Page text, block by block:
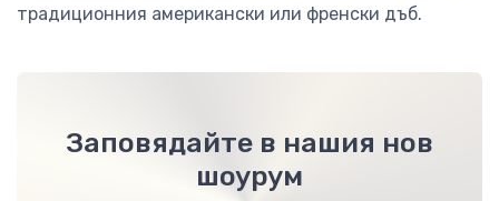
традиционния американски или френски дъб.
Заповядайте в нашия нов
шоурум